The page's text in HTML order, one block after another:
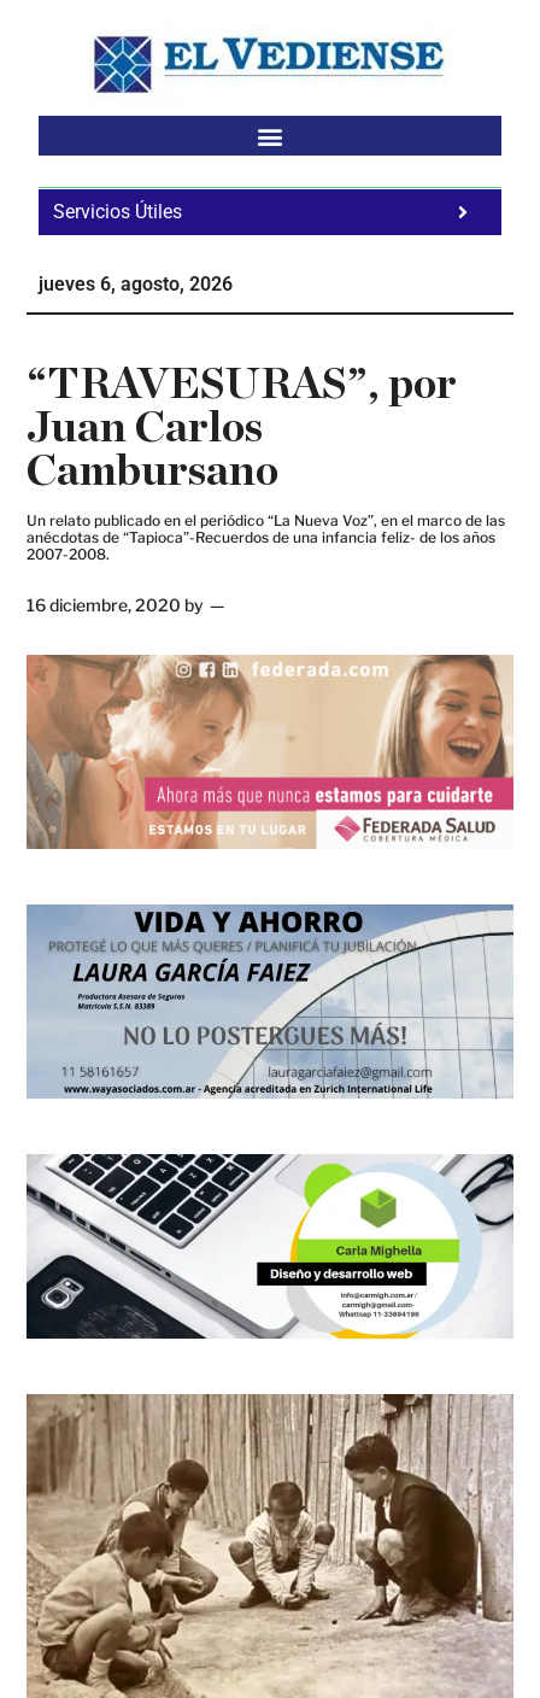
Servicios Útiles
jueves 6, agosto, 2026
“TRAVESURAS”, por
Juan Carlos
Cambursano
Un relato publicado en el periódico “La Nueva Voz”, en el marco de las
anécdotas de “Tapioca”-Recuerdos de una infancia feliz- de los años
2007-2008.
16 diciembre, 2020 by